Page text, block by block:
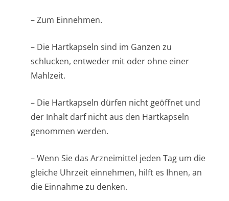
– Zum Einnehmen.
– Die Hartkapseln sind im Ganzen zu
schlucken, entweder mit oder ohne einer
Mahlzeit.
– Die Hartkapseln dürfen nicht geöffnet und
der Inhalt darf nicht aus den Hartkapseln
genommen werden.
– Wenn Sie das Arzneimittel jeden Tag um die
gleiche Uhrzeit einnehmen, hilft es Ihnen, an
die Einnahme zu denken.